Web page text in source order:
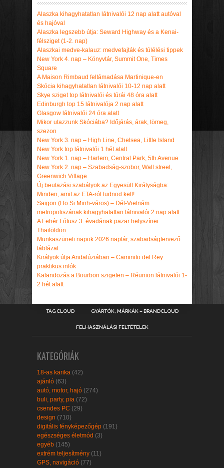
Alaszka kihagyhatatlan látnivalói 12 nap alatt autóval
és hajóval
Alaszka legszebb útja: Seward Highway és a Kenai-
félsziget (1-2. nap)
Alaszkai medve-kalauz: medvefajták és túlélési tippek
New York 4. nap – Könyvtár, Summit One, Times
Square
A Maison Rimbaud feltámadása Martinique-en
Skócia kihagyhatatlan látnivalói 10-12 nap alatt
Skye sziget top látnivalói és túrái 48 óra alatt
Edinburgh top 15 látnivalója 2 nap alatt
Glasgow látnivalói 24 óra alatt
Mikor utazzunk Skóciába? Időjárás, árak, tömeg,
szezon
New York 3. nap – High Line, Chelsea, Little Island
New York top látnivalói 1 hét alatt
New York 1. nap – Harlem, Central Park, 5th Avenue
New York 2. nap – Szabadság-szobor, Wall street,
Greenwich Village
Új beutazási szabályok az Egyesült Királyságba:
Minden, amit az ETA-ról tudnod kell!
Saigon (Ho Si Minh-város) – Dél-Vietnám
metropoliszának kihagyhatatlan látnivalói 2 nap alatt
A Fehér Lótusz 3. évadának pazar helyszínei
Thaiföldön
Munkaszüneti napok 2026 naptár, szabadságtervező
táblázat
Királyok útja Andalúziában – Caminito del Rey
praktikus infók
Kalandozás a Bourbon szigeten – Réunion látnivalói 1-
2 hét alatt
TAG CLOUD GYÁRTÓK, MÁRKÁK – BRANDCLOUD
FELHASZNÁLÁSI FELTÉTELEK
KATEGÓRIÁK
18-as karika (42)
ajánló (63)
autó, motor, hajó (274)
buli, party, pia (72)
csendes PC (29)
design (710)
digitális fényképezőgép (191)
egészséges életmód (3)
egyéb (145)
extrém teljesítmény (11)
GPS, navigáció (77)